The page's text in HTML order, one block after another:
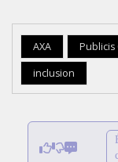
AXA Publicis
inclusion